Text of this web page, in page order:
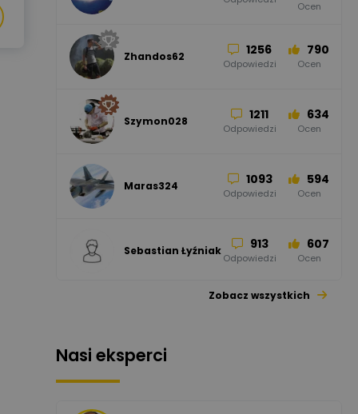
Ocen
50 59
52 45
Ocen
Zhandos62 1256
Odpowiedzi
790
Ocen
Szymon028 1211
Odpowiedzi
634
Ocen
Maras324 1093
Odpowiedzi
594
Ocen
Sebastian Łyźniak 913
Odpowiedzi
607
Ocen
Zobacz wszystkich
Nasi eksperci